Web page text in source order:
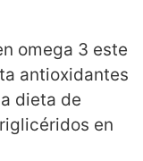
omega 3 este
antioxidantes
dieta de
en